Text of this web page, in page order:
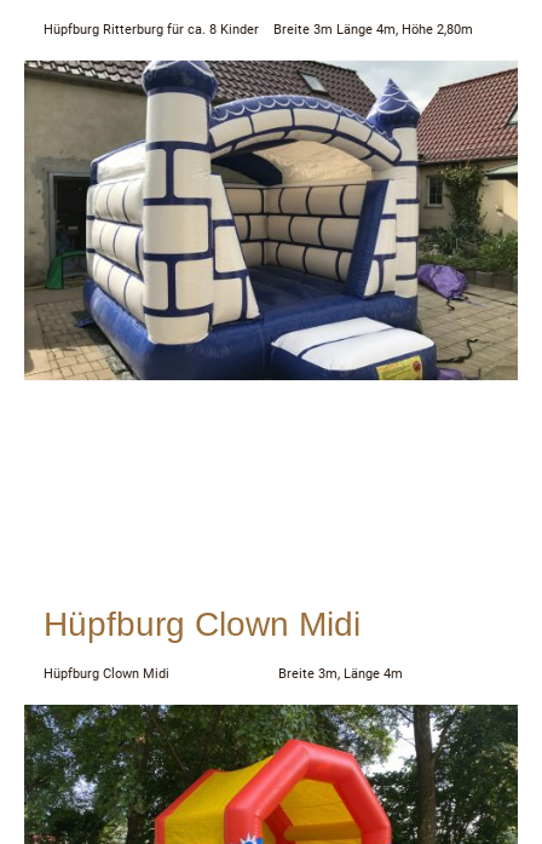
Hüpfburg Ritterburg für ca. 8 Kinder Breite 3m Länge 4m, Höhe 2,80m
Hüpfburg Clown Midi
Hüpfburg Clown Midi Breite 3m, Länge 4m